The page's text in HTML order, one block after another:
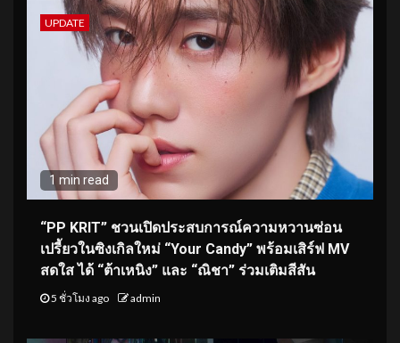
UPDATE
1 min read
“PP KRIT” ชวนเปิดประสบการณ์ความหวานซ่อน
เปรี้ยวในซิงเกิลใหม่ “Your Candy” พร้อมเสิร์ฟ MV
สดใส ได้ “ต้าเหนิง” และ “ณิชา” ร่วมเติมสีสัน
5 ชั่วโมง ago admin